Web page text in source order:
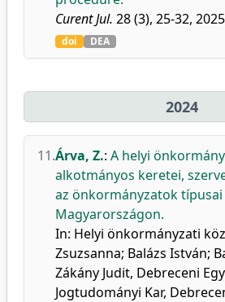
Curent Jul. 28 (3), 25-32,
doi DEA
2024
11.Árva, Z.: A helyi
alkotmányos keretei,
az önkormányzatok típusai
Magyarországon.
In: Helyi önkormányzati
Zsuzsanna; Balázs István;
Zákány Judit, Debreceni
Jogtudományi Kar,